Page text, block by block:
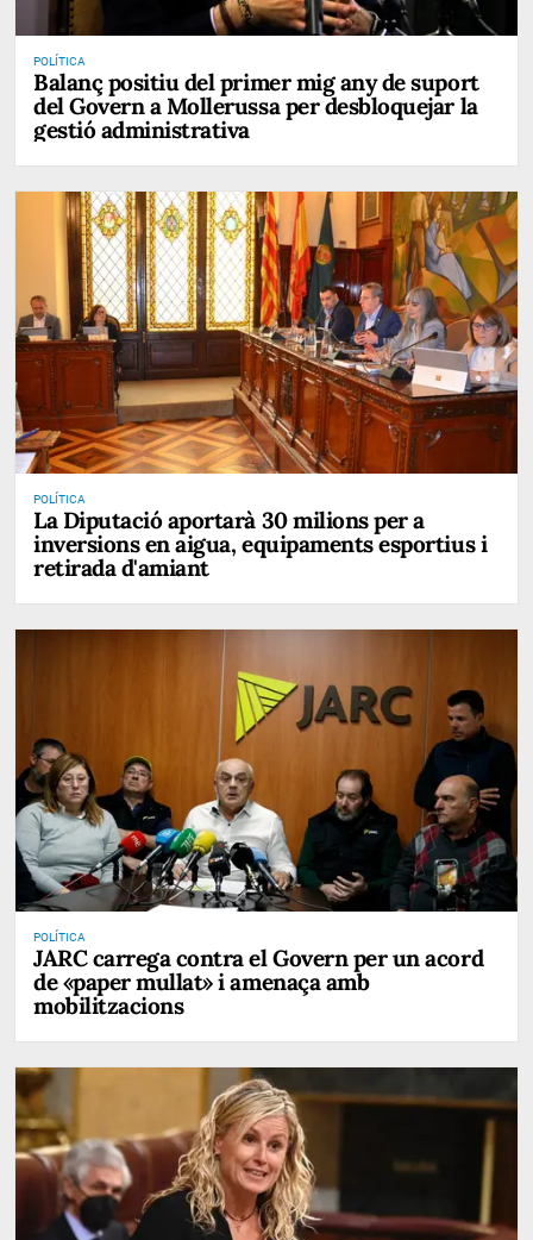
POLÍTICA
Balanç positiu del primer mig any de suport
del Govern a Mollerussa per desbloquejar la
gestió administrativa
POLÍTICA
La Diputació aportarà 30 milions per a
inversions en aigua, equipaments esportius i
retirada d'amiant
POLÍTICA
JARC carrega contra el Govern per un acord
de «paper mullat» i amenaça amb
mobilitzacions